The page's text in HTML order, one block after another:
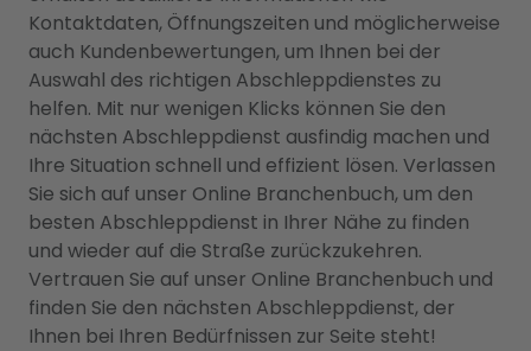
Kontaktdaten, Öffnungszeiten und möglicherweise
auch Kundenbewertungen, um Ihnen bei der
Auswahl des richtigen Abschleppdienstes zu
helfen. Mit nur wenigen Klicks können Sie den
nächsten Abschleppdienst ausfindig machen und
Ihre Situation schnell und effizient lösen. Verlassen
Sie sich auf unser Online Branchenbuch, um den
besten Abschleppdienst in Ihrer Nähe zu finden
und wieder auf die Straße zurückzukehren.
Vertrauen Sie auf unser Online Branchenbuch und
finden Sie den nächsten Abschleppdienst, der
Ihnen bei Ihren Bedürfnissen zur Seite steht!